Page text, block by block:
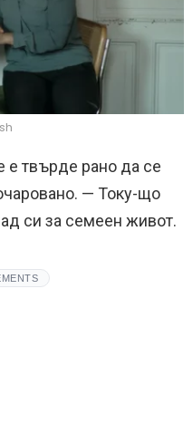
е твърде рано да се
— Току-що
си за семеен живот.